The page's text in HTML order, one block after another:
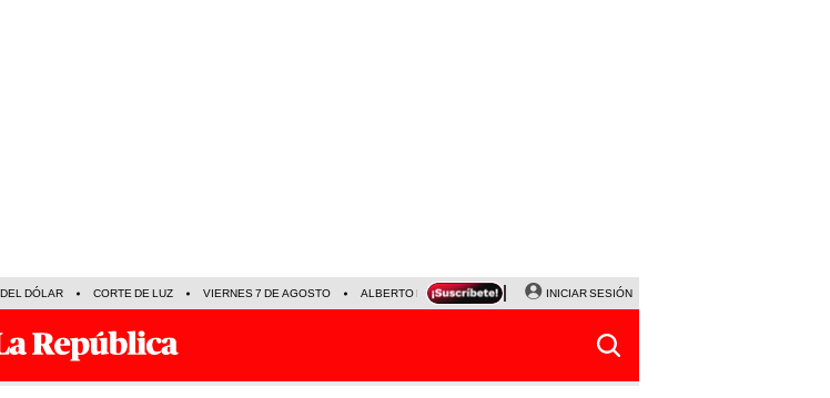
DÓLAR CORTE DE LUZ VIERNES 7 DE AGOSTO ALBERTO BENAVIDES NALDY SALDAÑA
INICIAR SESIÓN